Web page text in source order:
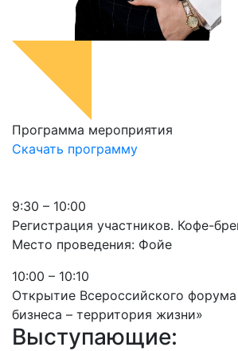
Программа мероприятия
Скачать программу
9:30 – 10:00
Регистрация участников. Кофе-
Место проведения: Фойе
10:00 – 10:10
Открытие Всероссийского
бизнеса – территория жизни»
Выступающие: